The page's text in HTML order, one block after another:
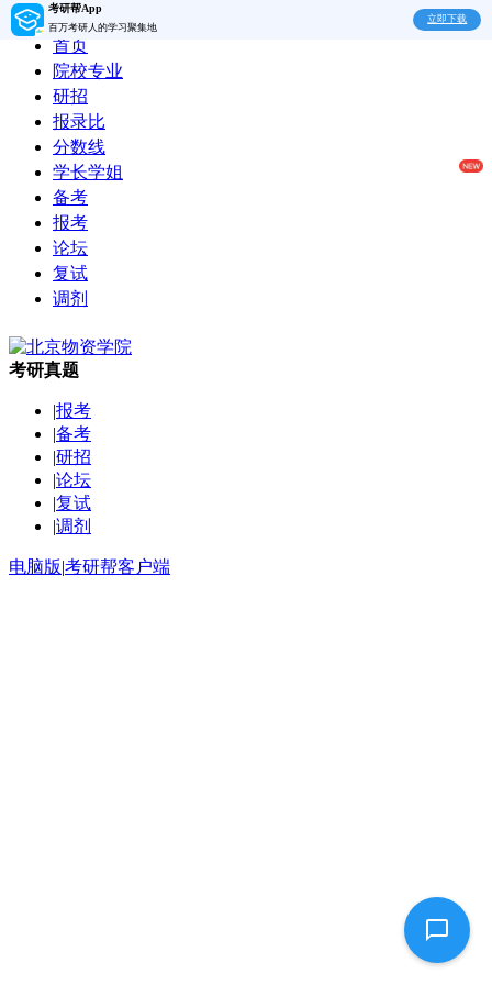
考研帮App
百万考研人的学习聚集地
立即下载
首页
院校专业
研招
报录比
分数线
学长学姐
备考
报考
论坛
复试
调剂
考研真题
|报考
|备考
|研招
|论坛
|复试
|调剂
电脑版|考研帮客户端